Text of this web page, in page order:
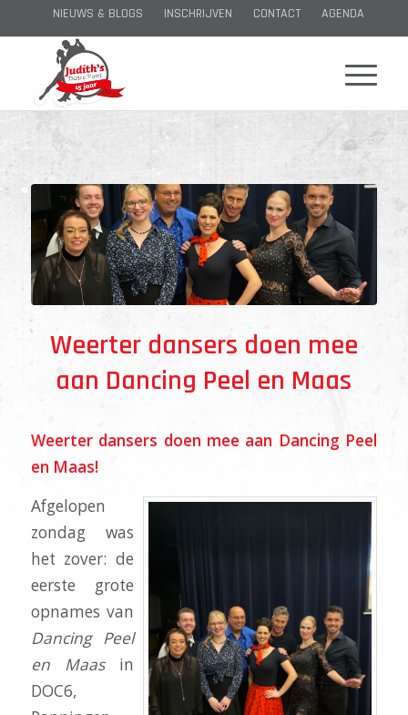
NIEUWS & BLOGS INSCHRIJVEN CONTACT AGENDA
Weerter dansers doen mee
aan Dancing Peel en Maas
Weerter dansers doen mee aan Dancing Peel
en Maas!
Afgelopen
zondag was
het zover: de
eerste grote
opnames van
Dancing Peel
en Maasin
DOC6,